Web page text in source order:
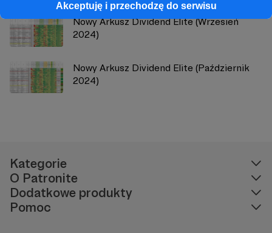
Akceptuję i przechodzę do serwisu
Nowy Arkusz Dividend Elite (Wrzesień
2024)
Nowy Arkusz Dividend Elite (Październik
2024)
Kategorie
O Patronite
Dodatkowe produkty
Pomoc